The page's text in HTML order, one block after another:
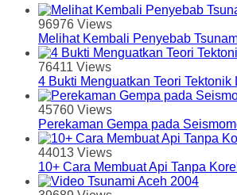
96976 Views
Melihat Kembali Penyebab
76411 Views
4 Bukti Menguatkan Teori Tektonik
45760 Views
Perekaman Gempa pada
44013 Views
10+ Cara Membuat Api Tanpa